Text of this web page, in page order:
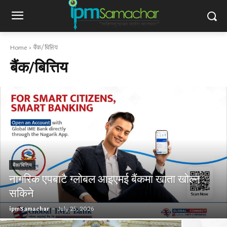
Home बैंक/बित्तिय
बैंक/बित्तिय
बैंक/बित्तिय
नागरिक एपबाटै ग्लोबल आइएमई बैंकमा खाता खोल्न
सकिने
ipmSamachar - July 25, 2026